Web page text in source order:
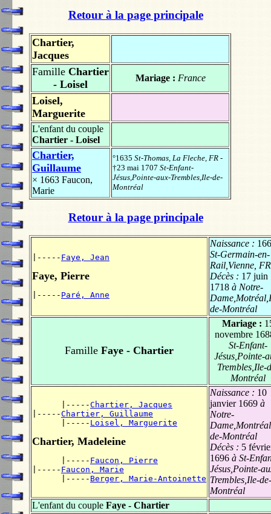
Retour à la page principale
Chartier,
Jacques
Famille Chartier
- Loisel
Mariage : France
Loisel,
Marguerite
L'enfant du couple
Chartier - Loisel
Chartier,
Guillaume
× 1663 Faucon,
Marie
°1635 St-Thomas, La Fleche, FR -
†23 mai 1707 St-Enfant-
Jésus,Pointe-aux-Trembles,Ile-de-
Montréal
Retour à la page principale
|----- Faye, Jean
Faye, Pierre
|----- Paré, Anne
Naissance :
St-Germain-en-
Rail,Vienne, FR
Décès : 17 juin
1718 à Notre-
de-Montréal
Famille Faye - Chartier
Mariage :
novembre
St-Enfant-
Jésus,Pointe-
Trembles,Ile-
Montréal
      |-----
Chartier, Jacques
|-----Chartier, Guillaume
      |-----
Loisel, Marguerite
Chartier, Madeleine
      |-----
Faucon, Pierre
|----- Faucon, Marie
      |-----
Berger, Marie-Antoinette
Naissance : 10
janvier 1669 à
Notre-
de-Montréal
Décès : 5
1696 à St-
Jésus,Pointe-
Trembles,Ile-de-
Montréal
L'enfant du couple Faye - Chartier